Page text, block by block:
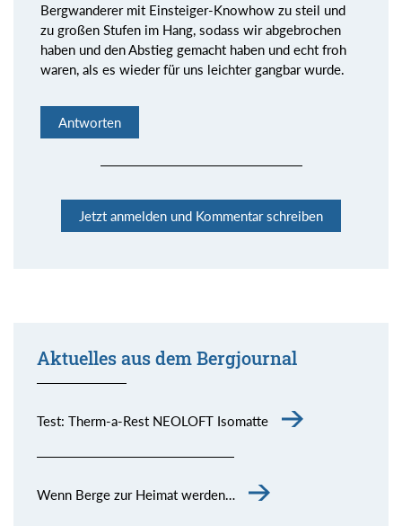
Bergwanderer mit Einsteiger-Knowhow zu steil und
zu großen Stufen im Hang, sodass wir abgebrochen
haben und den Abstieg gemacht haben und echt froh
waren, als es wieder für uns leichter gangbar wurde.
Antworten
Jetzt anmelden und Kommentar schreiben
Aktuelles aus dem Bergjournal
Test: Therm-a-Rest NEOLOFT Isomatte
Wenn Berge zur Heimat werden…